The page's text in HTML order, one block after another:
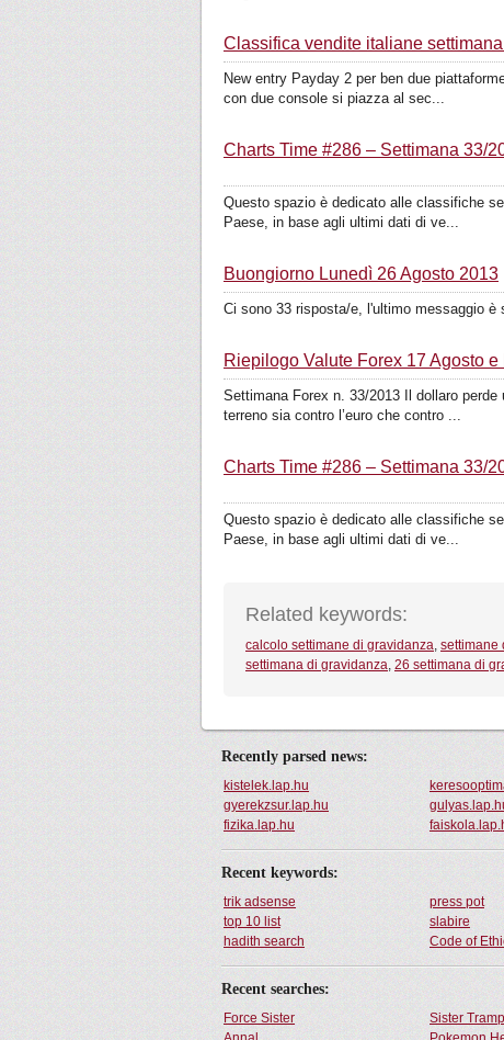
Classifica vendite italiane
New entry Payday 2 per ben due
con due console si piazza al sec...
Charts Time #286 – Settimana 33/
Questo spazio è dedicato alle classifiche
Paese, in base agli ultimi dati di ve...
Buongiorno Lunedì 26 Agosto 2013
Ci sono 33 risposta/e, l'ultimo messaggio
Riepilogo Valute Forex 17 Agosto
Settimana Forex n. 33/2013 Il dollaro
terreno sia contro l’euro che contro ...
Charts Time #286 – Settimana 33/
Questo spazio è dedicato alle classifiche
Paese, in base agli ultimi dati di ve...
Related keywords:
calcolo settimane di gravidanza, settimane
settimana di gravidanza, 26 settimana di
Recently parsed news:
kistelek.lap.hu
gyerekzsur.lap.hu
fizika.lap.hu
Recent keywords:
trik adsense press pot
top 10 list
slabire
hadith search
Code of
Recent searches:
Force Sister Sister